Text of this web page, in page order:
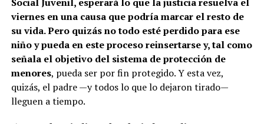
Social Juvenil, esperará lo que la justicia resuelva el
viernes en una causa que podría marcar el resto de
su vida. Pero quizás no todo esté perdido para ese
niño y pueda en este proceso reinsertarse y, tal como
señala el objetivo del sistema de protección de
menores, pueda ser por fin protegido. Y esta vez,
quizás, el padre —y todos lo que lo dejaron tirado—
lleguen a tiempo.